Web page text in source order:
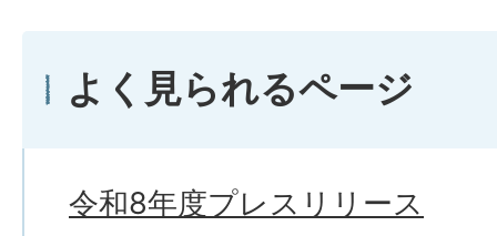
よく見られるページ
令和8年度プレスリリース